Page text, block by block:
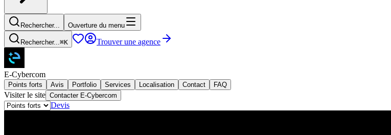
Rechercher... Ouverture du menu
Rechercher...⌘K Trouver une agence
E-Cybercom
Points forts Avis Portfolio Services Localisation Contact FAQ
Visiter le site Contacter E-Cybercom
Devis